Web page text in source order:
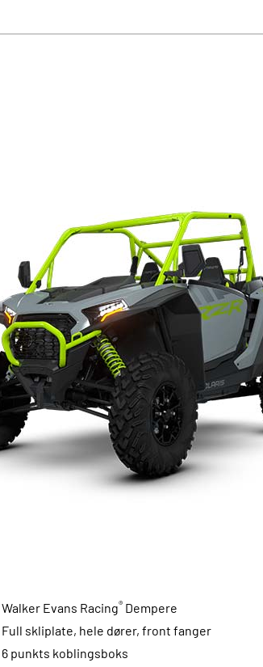
Walker Evans Racing®Dempere
Full skliplate, hele dører, front fanger
6 punkts koblingsboks